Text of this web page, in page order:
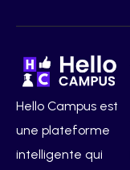
Hello Campus est
une plateforme
intelligente qui